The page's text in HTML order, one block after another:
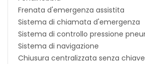
Frenata d'emergenza assistita
Sistema di chiamata d'emergenza
Sistema di controllo pressione
Sistema di navigazione
Chiusura centralizzata senza chiave